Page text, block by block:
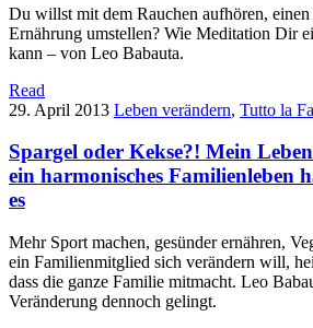
Du willst mit dem Rauchen aufhören,
Ernährung umstellen? Wie Meditation Dir
kann – von Leo Babauta.
Read
29. April 2013 Leben verändern, Tutto la
Spargel oder Kekse?! Mein
ein harmonisches Familienleben
es
Mehr Sport machen, gesünder ernähren,
ein Familienmitglied sich verändern will,
dass die ganze Familie mitmacht. Leo
Veränderung dennoch gelingt.